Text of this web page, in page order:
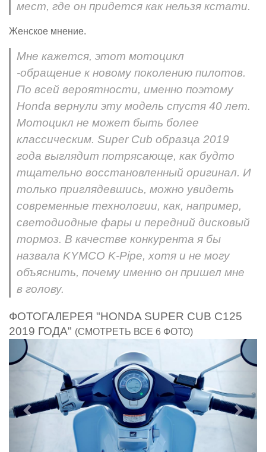
мест, где он придется как нельзя кстати.
Женское мнение.
Мне кажется, этот мотоцикл
-обращение к новому поколению пилотов.
По всей вероятности, именно поэтому
Honda вернули эту модель спустя 40 лет.
Мотоцикл не может быть более
классическим. Super Cub образца 2019
года выглядит потрясающе, как будто
тщательно восстановленный оригинал. И
только приглядевшись, можно увидеть
современные технологии, как, например,
светодиодные фары и передний дисковый
тормоз. В качестве конкурента я бы
назвала KYMCO K-Pipe, хотя и не могу
объяснить, почему именно он пришел мне
в голову.
ФОТОГАЛЕРЕЯ "HONDA SUPER CUB C125
2019 ГОДА" (СМОТРЕТЬ ВСЕ 6 ФОТО)
Предыдущий